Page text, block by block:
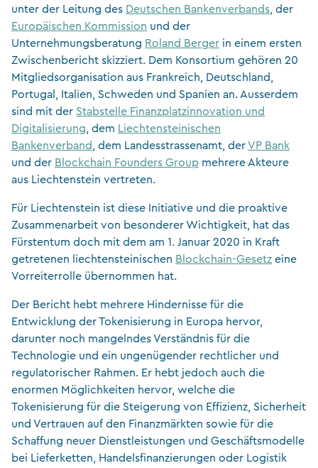
unter der Leitung des Deutschen Bankenverbands , der
Europäischen Kommission und der
Unternehmungsberatung Roland Berger in einem ersten
Zwischenbericht skizziert. Dem Konsortium gehören 20
Mitgliedsorganisation aus Frankreich, Deutschland,
Portugal, Italien, Schweden und Spanien an. Ausserdem
sind mit der Stabstelle Finanzplatzinnovation und
Digitalisierung , dem Liechtensteinischen
Bankenverband
, dem Landesstrassenamt, derVP Bank
und der Blockchain Founders Group mehrere Akteure
aus Liechtenstein vertreten.
Für Liechtenstein ist diese Initiative und die proaktive
Zusammenarbeit von besonderer Wichtigkeit, hat das
Fürstentum doch mit dem am 1. Januar 2020 in Kraft
getretenen liechtensteinischen Blockchain-Gesetz eine
Vorreiterrolle übernommen hat.
Der Bericht hebt mehrere Hindernisse für die
Entwicklung der Tokenisierung in Europa hervor,
darunter noch mangelndes Verständnis für die
Technologie und ein ungenügender rechtlicher und
regulatorischer Rahmen. Er hebt jedoch auch die
enormen Möglichkeiten hervor, welche die
Tokenisierung für die Steigerung von Effizienz, Sicherheit
und Vertrauen auf den Finanzmärkten sowie für die
Schaffung neuer Dienstleistungen und Geschäftsmodelle
bei Lieferketten, Handelsfinanzierungen oder Logistik